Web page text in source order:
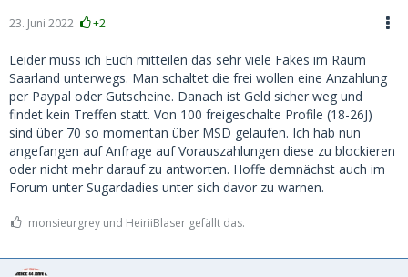
23. Juni 2022 +2
Leider muss ich Euch mitteilen das sehr viele Fakes im Raum
Saarland unterwegs. Man schaltet die frei wollen eine Anzahlung
per Paypal oder Gutscheine. Danach ist Geld sicher weg und
findet kein Treffen statt. Von 100 freigeschalte Profile (18-26J)
sind über 70 so momentan über MSD gelaufen. Ich hab nun
angefangen auf Anfrage auf Vorauszahlungen diese zu blockieren
oder nicht mehr darauf zu antworten. Hoffe demnächst auch im
Forum unter Sugardadies unter sich davor zu warnen.
monsieurgrey und HeiriiBlaser gefällt das.